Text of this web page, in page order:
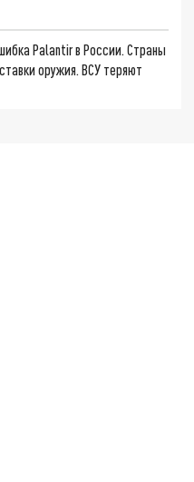
Palantir в России. Страны
оружия. ВСУ теряют